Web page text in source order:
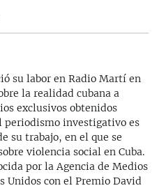
su labor en Radio Martí en
la realidad cubana a
exclusivos obtenidos
periodismo investigativo es
su trabajo, en el que se
violencia social en Cuba.
por la Agencia de Medios
Unidos con el Premio David